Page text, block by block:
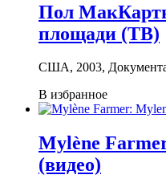
Пол
площади (ТВ)
США, 2003,
В избранное
Mylène
(видео)